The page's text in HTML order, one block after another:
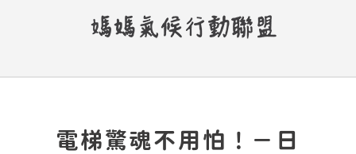
電梯驚魂不用怕！－日